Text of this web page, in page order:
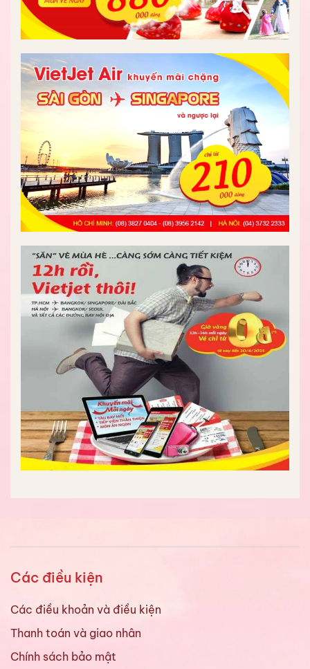
Các điều kiện
Các điều khoản và điều kiện
Thanh toán và giao nhân
Chính sách bảo mật